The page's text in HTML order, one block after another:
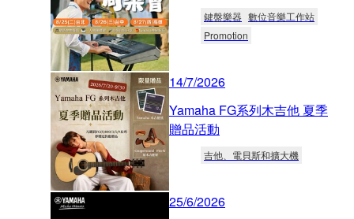
鍵盤樂器 數位音樂工作站
Promotion
14/7/2026
Yamaha FG系列木吉他 夏季
贈品活動
吉他、電貝斯和擴大機
25/6/2026